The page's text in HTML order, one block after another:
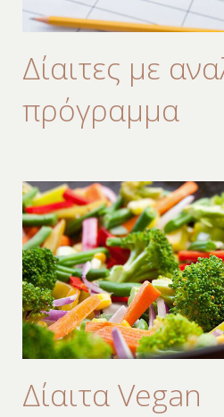
Δίαιτες με
πρόγραμμα
Δίαιτα Vegan